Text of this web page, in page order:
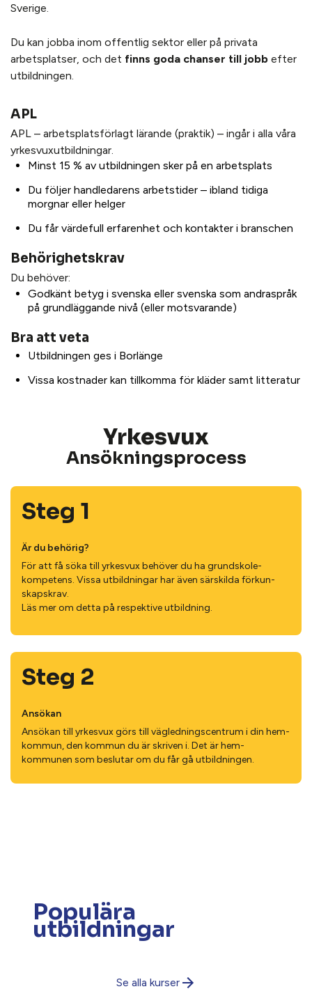
Populära
utbildningar
Se alla kurser
Sverige.
Du kan jobba inom offentlig sektor eller på privata
arbetsplatser, och det finns goda chanser till jobb efter
utbildningen.
APL
APL – arbetsplatsförlagt lärande (praktik) – ingår i alla våra
yrkesvuxutbildningar.
Minst 15 % av utbildningen sker på en arbetsplats
Du följer handledarens arbetstider – ibland tidiga
morgnar eller helger
Du får värdefull erfarenhet och kontakter i branschen
Behörighetskrav
Du behöver:
Godkänt betyg i svenska eller svenska som andraspråk
på grundläggande nivå (eller motsvarande)
Bra att veta
Utbildningen ges i Borlänge
Vissa kostnader kan tillkomma för kläder samt litteratur
Yrkesvux
Ansöknings­process
Steg 1
Är du behörig?
För att få söka till yrkesvux behöver du ha grund­skole­
kompetens. Vissa utbildningar har även särskilda förkun­
skapskrav.
Läs mer om detta på respektive utbildning.
Steg 2
Ansökan
Ansökan till yrkesvux görs till väg­lednings­centrum i din hem­
kommun, den kommun du är skriven i. Det är hem­
kommunen som beslutar om du får gå utbild­ningen.